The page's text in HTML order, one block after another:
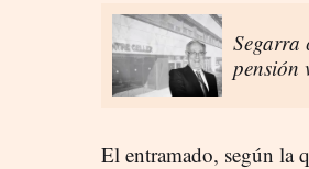
Segarra
pensión
El entramado, según la